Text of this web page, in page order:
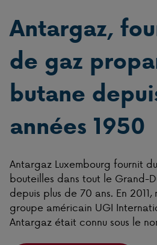
Antargaz,
de gaz
butane
années 1950
Antargaz Luxembourg fournit
bouteilles dans tout le Grand-
depuis plus de 70 ans. En
groupe américain UGI
Antargaz était connu sous le